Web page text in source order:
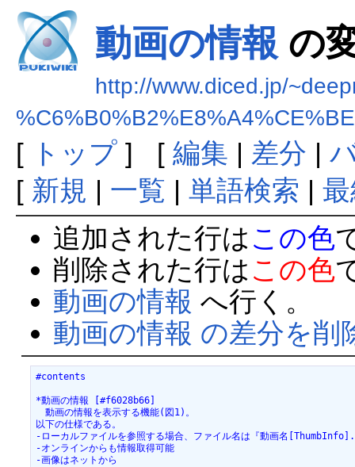
動画の情報 の
http://www.diced.jp/
[ トップ] [ 編集 | 差分 |
[ 新規 | 一覧 | 単語検索 |
追加された行は この色
削除された行は この色
動画の情報 へ行く。
動画の情報 の差分を削
#contents
*動画の情報 [#f6028b66]
動画の情報を表示する機能(図1)。
以下の仕様である。
-ローカルファイルを参照する場合、ファイル名は『動画名
-オンラインからも情報取得可能
-画像はネットから